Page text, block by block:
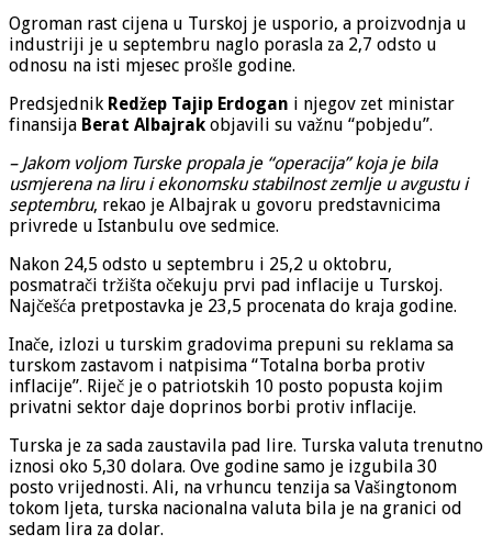
Ogroman rast cijena u Turskoj je usporio, a proizvodnja u
industriji je u septembru naglo porasla za 2,7 odsto u
odnosu na isti mjesec prošle godine.
Predsjednik Redžep Tajip Erdogan i njegov zet ministar
finansija Berat Albajrak objavili su važnu “pobjedu”.
– Jakom voljom Turske propala je “operacija” koja je bila
usmjerena na liru i ekonomsku stabilnost zemlje u avgustu i
septembru, rekao je Albajrak u govoru predstavnicima
privrede u Istanbulu ove sedmice.
Nakon 24,5 odsto u septembru i 25,2 u oktobru,
posmatrači tržišta očekuju prvi pad inflacije u Turskoj.
Najčešća pretpostavka je 23,5 procenata do kraja godine.
Inače, izlozi u turskim gradovima prepuni su reklama sa
turskom zastavom i natpisima “Totalna borba protiv
inflacije”. Riječ je o patriotskih 10 posto popusta kojim
privatni sektor daje doprinos borbi protiv inflacije.
Turska je za sada zaustavila pad lire. Turska valuta trenutno
iznosi oko 5,30 dolara. Ove godine samo je izgubila 30
posto vrijednosti. Ali, na vrhuncu tenzija sa Vašingtonom
tokom ljeta, turska nacionalna valuta bila je na granici od
sedam lira za dolar.